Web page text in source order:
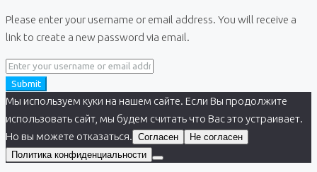
Please enter your username or email address. You will receive a
link to create a new password via email.
Submit
Мы используем куки на нашем сайте. Если Вы продолжите
использовать сайт, мы будем считать что Вас это устраивает.
Но вы можете отказаться. Согласен
Не согласен
Политика конфиденциальности